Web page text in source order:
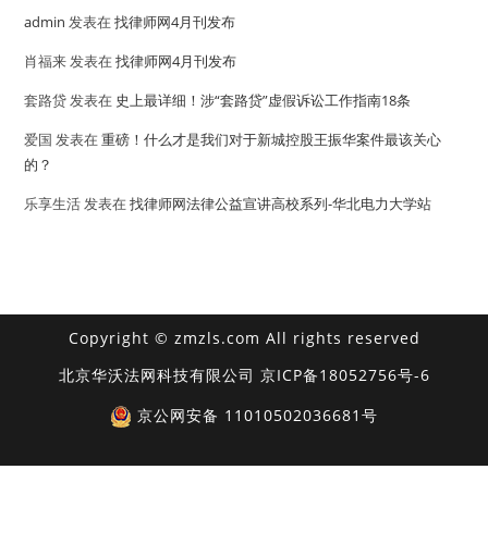
admin 发表在找律师网4月刊发布
肖福来发表在找律师网4月刊发布
套路贷发表在 史上最详细！涉“套路贷”虚假诉讼工作指南18条
爱国 发表在重磅！什么才是我们对于新城控股王振华案件最该关心
的？
乐享生活发表在找律师网法律公益宣讲高校系列-华北电力大学站
Copyright © zmzls.com All rights reserved
北京华沃法网科技有限公司 京ICP备18052756号-6
京公网安备 11010502036681号